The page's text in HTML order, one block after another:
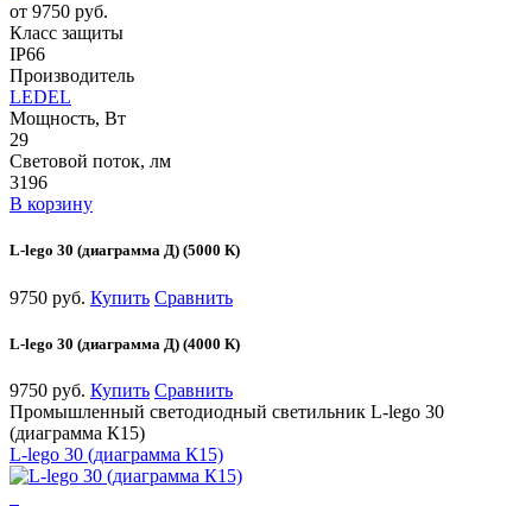
от 9750 руб.
Класс защиты
IP66
Производитель
LEDEL
Мощность, Вт
29
Световой поток, лм
3196
В корзину
L-lego 30 (диаграмма Д) (5000 К)
9750 руб. Купить Сравнить
L-lego 30 (диаграмма Д) (4000 К)
9750 руб. Купить Сравнить
Промышленный светодиодный светильник L-lego 30
(диаграмма К15)
L-lego 30 (диаграмма К15)